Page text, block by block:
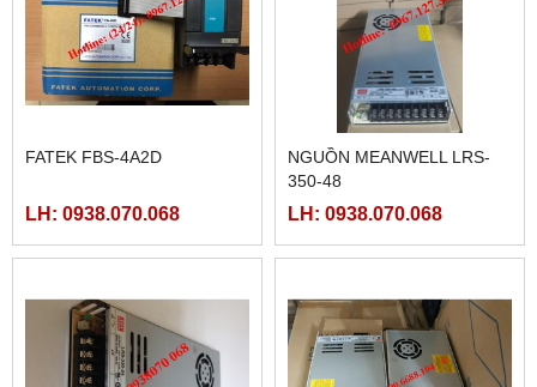
FATEK FBS-4A2D
LH: 0938.070.068
NGUỒN MEANWELL LRS-
350-48
LH: 0938.070.068